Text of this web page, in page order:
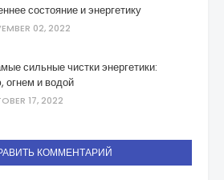
состояние и энергетику
02, 2022
сильные чистки энергетики:
огнем и водой
17, 2022
КОММЕНТАРИЙ